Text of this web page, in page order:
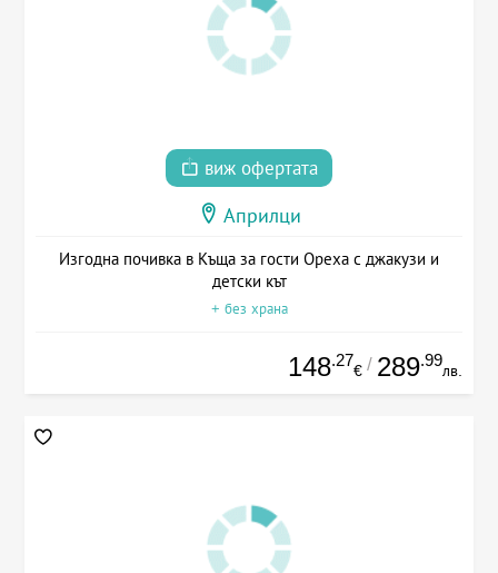
виж офертата
Априлци
Изгодна почивка в Къща за гости Ореха с джакузи и
детски кът
+ без храна
148.27
€ / 289.99
лв.